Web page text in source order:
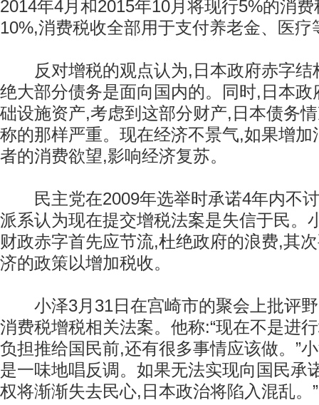
2014年4月和2015年10月将现行5%的消
10%,消费税收全部用于支付养老金、医疗
反对增税的观点认为,日本政府赤字结
绝大部分债务是面向国内的。同时,日本政
础设施资产,考虑到这部分财产,日本债务
称的那样严重。现在经济不景气,如果增加
者的消费欲望,影响经济复苏。
民主党在2009年选举时承诺4年内不讨
派系认为现在提交增税法案是失信于民。
财政赤字首先应节流,杜绝政府的浪费,其
济的政策以增加税收。
小泽3月31日在宫崎市的聚会上批评野
消费税增税相关法案。他称:“现在不是进
负担推给国民前,还有很多事情应该做。”
是一味地唱反调。如果无法实现向国民承
权将渐渐失去民心,日本政治将陷入混乱。”